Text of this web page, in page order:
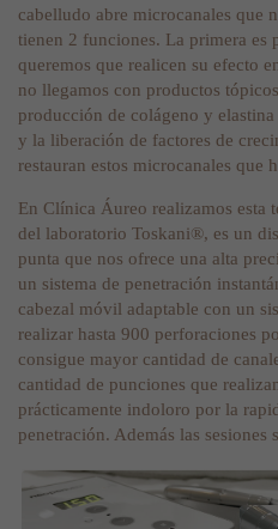
cabelludo abre microcanales que
tienen 2 funciones. La primera es
queremos que realicen su efecto
no llegamos con productos
producción de colágeno y
y la liberación de factores de
restauran estos microcanales que
En Clínica Áureo realizamos esta
del laboratorio Toskani®, es un
punta que nos ofrece una alta
un sistema de penetración
cabezal móvil adaptable con un
realizar hasta 900 perforaciones
consigue mayor cantidad de
cantidad de punciones que
prácticamente indoloro por la
penetración. Además las